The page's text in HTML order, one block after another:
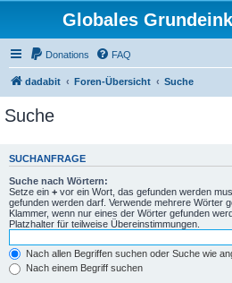
Globales
Donations FAQ
dadabit Foren-Übersicht Suche
Suche
SUCHANFRAGE
Suche nach Wörtern:
Setze ein + vor ein Wort, das gefunden werden
gefunden werden darf. Verwende mehrere Wörter
Klammer, wenn nur eines der Wörter gefunden
Platzhalter für teilweise Übereinstimmungen.
Nach allen Begriffen suchen oder Suche wie
Nach einem Begriff suchen